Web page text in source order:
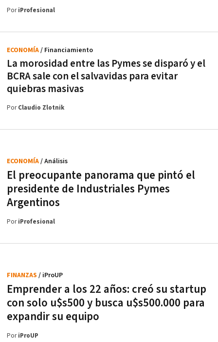
PoriProfesional
La morosidad entre las Pymes se disparó y el
BCRA sale con el salvavidas para evitar
quiebras masivas
ECONOMÍA/ Financiamiento
PorClaudio Zlotnik
El preocupante panorama que pintó el
presidente de Industriales Pymes
Argentinos
ECONOMÍA/ Análisis
PoriProfesional
Emprender a los 22 años: creó su startup
con solo u$s500 y busca u$s500.000 para
expandir su equipo
FINANZAS / iProUP
PoriProUP